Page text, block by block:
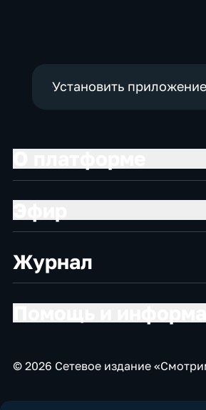
Установить
Журнал
© 2026 Сетевое издание